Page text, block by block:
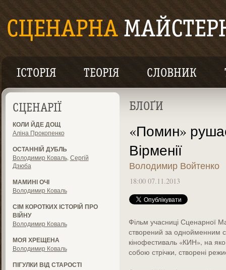
ІСТОРІЯ ТЕОРІЯ СЛОВНИК
СЦЕНАРІЇ
КОЛИ ЙДЕ ДОЩ
Аліна Прокопенко
ОСТАННІЙ ДУБЛЬ
Володимир Коваль, Сергій
Дзюба
МАМИНІ ОЧІ
Володимир Коваль
СІМ КОРОТКИХ ІСТОРІЙ ПРО
ВІЙНУ
Володимир Коваль
МОЯ ХРЕЩЕНА
Володимир Коваль
ПІГУЛКИ ВІД СТАРОСТІ
БЛОҐИ
«Помин»
Вірменії
Володимир Войтенко
18:00 07.11.2013
Фільм учасниці Сценарної
створений за однойменним
кінофестиваль «КИН», на
собою стрічки, створені